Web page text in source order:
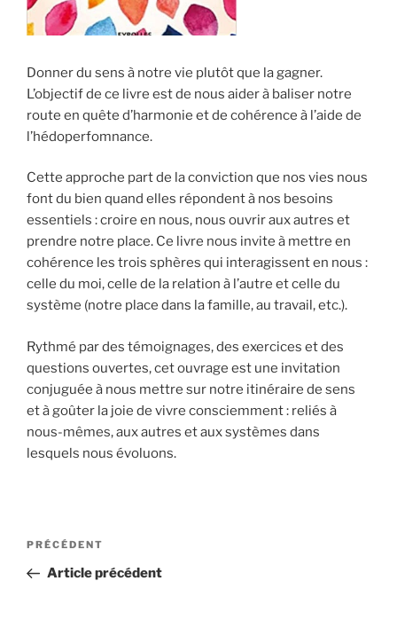
Donner du sens à notre vie plutôt que la gagner.
L’objectif de ce livre est de nous aider à baliser notre
route en quête d’harmonie et de cohérence à l’aide de
l’hédoperfomnance.
Cette approche part de la conviction que nos vies nous
font du bien quand elles répondent à nos besoins
essentiels : croire en nous, nous ouvrir aux autres et
prendre notre place. Ce livre nous invite à mettre en
cohérence les trois sphères qui interagissent en nous :
celle du moi, celle de la relation à l’autre et celle du
système (notre place dans la famille, au travail, etc.).
Rythmé par des témoignages, des exercices et des
questions ouvertes, cet ouvrage est une invitation
conjuguée à nous mettre sur notre itinéraire de sens
et à goûter la joie de vivre consciemment : reliés à
nous-mêmes, aux autres et aux systèmes dans
lesquels nous évoluons.
Navigation
l’article
Article
précédent
PRÉCÉDENT
Article précédent